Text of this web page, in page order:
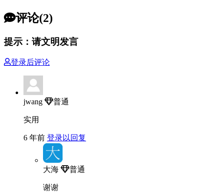
评论(2)
提示：请文明发言
登录后评论
jwang 普通
实用
6 年前 登录以回复
大海 普通
谢谢